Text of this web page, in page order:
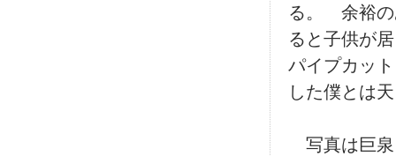
る。 余裕の
ると子供が
パイプカッ
した僕とは
写真は巨泉